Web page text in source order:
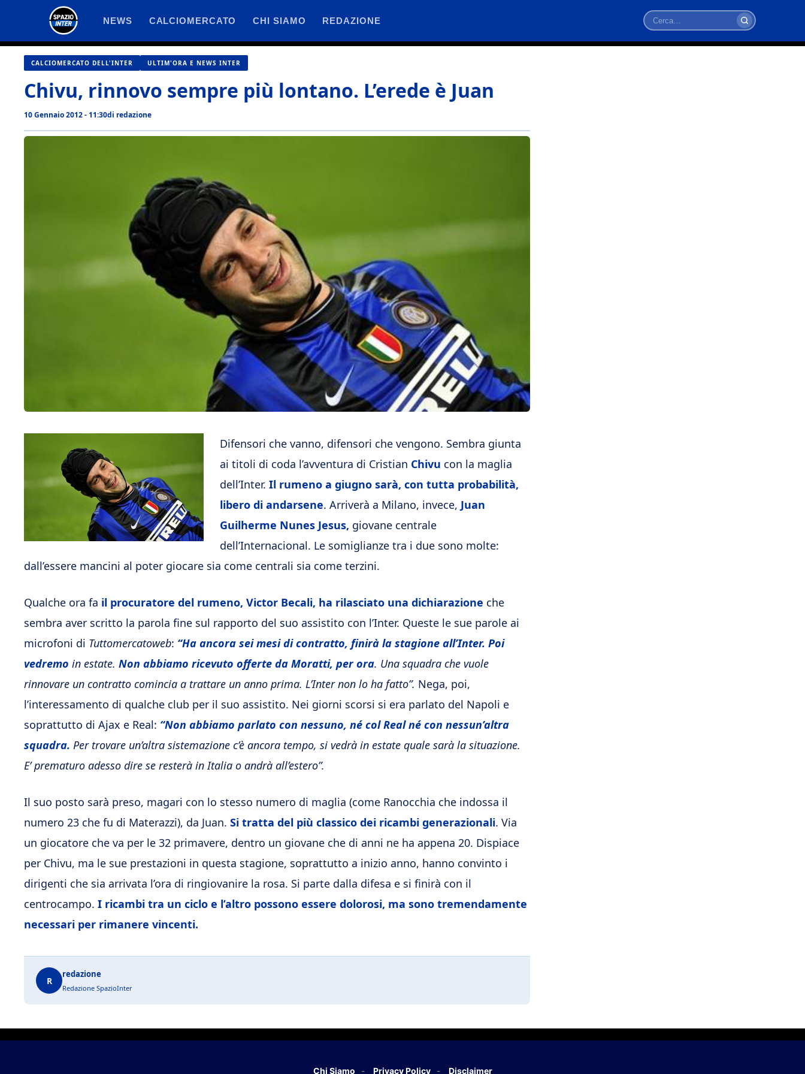
contenuto
NEWS CALCIOMERCATO CHI SIAMO REDAZIONE
Cerca
CALCIOMERCATO DELL'INTER ULTIM'ORA E NEWS INTER
Chivu, rinnovo sempre più lontano. L’erede è Juan
10 Gennaio 2012 - 11:30di redazione
Difensori che vanno, difensori che vengono. Sembra giunta
ai titoli di coda l’avventura di Cristian Chivu con la maglia
dell’Inter. Il rumeno a giugno sarà, con tutta probabilità,
libero di andarsene. Arriverà a Milano, invece, Juan
Guilherme Nunes Jesus, giovane centrale
dell’Internacional. Le somiglianze tra i due sono molte:
dall’essere mancini al poter giocare sia come centrali sia come terzini.
Qualche ora fa il procuratore del rumeno, Victor Becali, ha rilasciato una dichiarazione che
sembra aver scritto la parola fine sul rapporto del suo assistito con l’Inter. Queste le sue parole ai
microfoni di Tuttomercatoweb: “Ha ancora sei mesi di contratto, finirà la stagione all’Inter. Poi
vedremo in estate. Non abbiamo ricevuto offerte da Moratti, per ora. Una squadra che vuole
rinnovare un contratto comincia a trattare un anno prima. L’Inter non lo ha fatto”. Nega, poi,
l’interessamento di qualche club per il suo assistito. Nei giorni scorsi si era parlato del Napoli e
soprattutto di Ajax e Real: “Non abbiamo parlato con nessuno, né col Real né con nessun’altra
squadra. Per trovare un’altra sistemazione c’è ancora tempo, si vedrà in estate quale sarà la situazione.
E’ prematuro adesso dire se resterà in Italia o andrà all’estero”.
Il suo posto sarà preso, magari con lo stesso numero di maglia (come Ranocchia che indossa il
numero 23 che fu di Materazzi), da Juan. Si tratta del più classico dei ricambi generazionali. Via
un giocatore che va per le 32 primavere, dentro un giovane che di anni ne ha appena 20. Dispiace
per Chivu, ma le sue prestazioni in questa stagione, soprattutto a inizio anno, hanno convinto i
dirigenti che sia arrivata l’ora di ringiovanire la rosa. Si parte dalla difesa e si finirà con il
centrocampo. I ricambi tra un ciclo e l’altro possono essere dolorosi, ma sono tremendamente
necessari per rimanere vincenti.
R
redazione
Redazione SpazioInter
Chi Siamo Privacy Policy Disclaimer